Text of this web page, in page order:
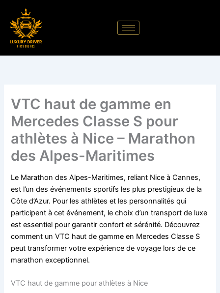
contenu
VTC haut de gamme en
Mercedes Classe S pour
athlètes à Nice – Marathon
des Alpes-Maritimes
Le Marathon des Alpes-Maritimes, reliant Nice à Cannes,
est l’un des événements sportifs les plus prestigieux de la
Côte d’Azur. Pour les athlètes et les personnalités qui
participent à cet événement, le choix d’un transport de luxe
est essentiel pour garantir confort et sérénité. Découvrez
comment un VTC haut de gamme en Mercedes Classe S
peut transformer votre expérience de voyage lors de ce
marathon exceptionnel.
VTC haut de gamme pour athlètes à Nice